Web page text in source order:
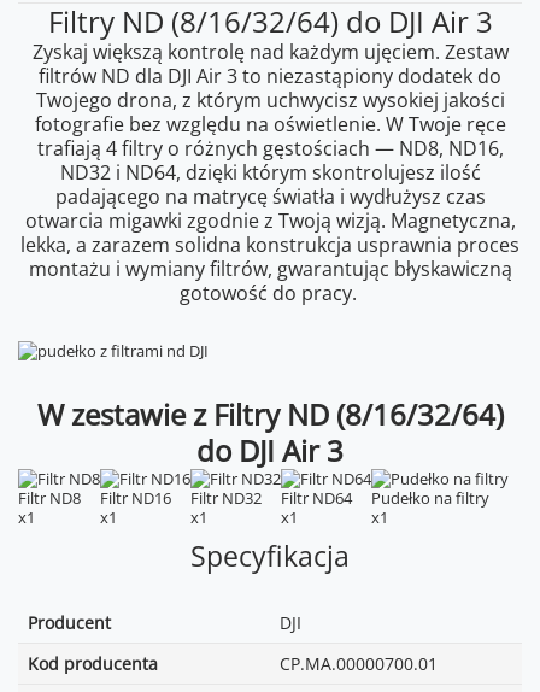
Filtry ND (8/16/32/64) do DJI Air 3
Zyskaj większą kontrolę nad każdym ujęciem. Zestaw
filtrów ND dla DJI Air 3 to niezastąpiony dodatek do
Twojego drona, z którym uchwycisz wysokiej jakości
fotografie bez względu na oświetlenie. W Twoje ręce
trafiają 4 filtry o różnych gęstościach — ND8, ND16,
ND32 i ND64, dzięki którym skontrolujesz ilość
padającego na matrycę światła i wydłużysz czas
otwarcia migawki zgodnie z Twoją wizją. Magnetyczna,
lekka, a zarazem solidna konstrukcja usprawnia proces
montażu i wymiany filtrów, gwarantując błyskawiczną
gotowość do pracy.
W zestawie z Filtry ND (8/16/32/64)
do DJI Air 3
Filtr ND8
x1
Filtr ND16
x1
Filtr ND32
x1
Filtr ND64
x1
Pudełko na filtry
x1
Specyfikacja
Producent
DJI
Kod producenta
CP.MA.00000700.01